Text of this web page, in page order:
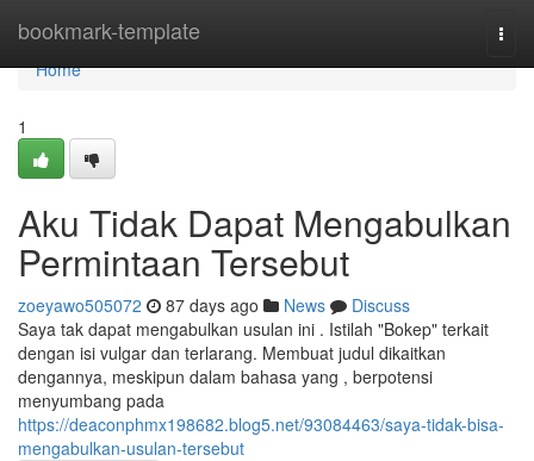
bookmark-template
Home
Home
1
Aku Tidak Dapat Mengabulkan
Permintaan Tersebut
zoeyawo505072 87 days ago News
Discuss
Saya tak dapat mengabulkan usulan ini . Istilah "Bokep" terkait
dengan isi vulgar dan terlarang. Membuat judul dikaitkan
dengannya, meskipun dalam bahasa yang , berpotensi
menyumbang pada
https://deaconphmx198682.blog5.net/93084463/saya-tidak-bisa-
mengabulkan-usulan-tersebut